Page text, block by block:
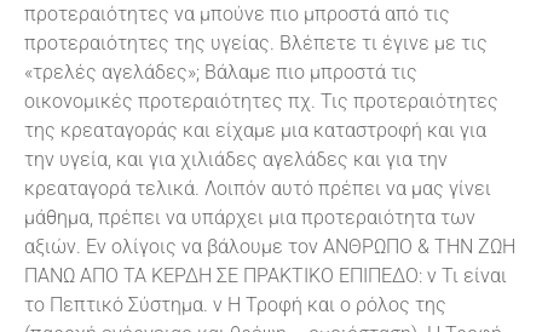
προτεραιότητες να μπούνε πιο μπροστά από τις
προτεραιότητες της υγείας. Βλέπετε τι έγινε με τις
«τρελές αγελάδες»; Βάλαμε πιο μπροστά τις
οικονομικές προτεραιότητες πχ. Τις προτεραιότητες
της κρεαταγοράς και είχαμε μια καταστροφή και για
την υγεία, και για χιλιάδες αγελάδες και για την
κρεαταγορά τελικά. Λοιπόν αυτό πρέπει να μας γίνει
μάθημα, πρέπει να υπάρχει μια προτεραιότητα των
αξιών. Εν ολίγοις να βάλουμε τον ΑΝΘΡΩΠΟ & ΤΗΝ ΖΩΗ
ΠΑΝΩ ΑΠΟ ΤΑ ΚΕΡΔΗ ΣΕ ΠΡΑΚΤΙΚΟ ΕΠΙΠΕΔΟ: ν Τι είναι
το Πεπτικό Σύστημα. ν Η Τροφή και ο ρόλος της